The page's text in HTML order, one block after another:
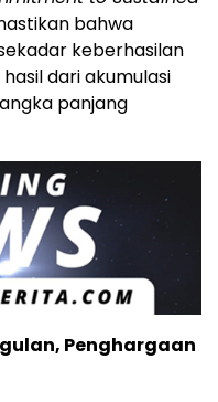
bahwa
keberhasilan
dari akumulasi
panjang
Penghargaan